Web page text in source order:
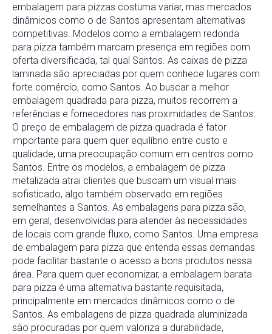
embalagem para pizzas costuma variar, mas mercados
dinâmicos como o de Santos apresentam alternativas
competitivas. Modelos como a embalagem redonda
para pizza também marcam presença em regiões com
oferta diversificada, tal qual Santos. As caixas de pizza
laminada são apreciadas por quem conhece lugares com
forte comércio, como Santos. Ao buscar a melhor
embalagem quadrada para pizza, muitos recorrem a
referências e fornecedores nas proximidades de Santos.
O preço de embalagem de pizza quadrada é fator
importante para quem quer equilíbrio entre custo e
qualidade, uma preocupação comum em centros como
Santos. Entre os modelos, a embalagem de pizza
metalizada atrai clientes que buscam um visual mais
sofisticado, algo também observado em regiões
semelhantes a Santos. As embalagens para pizza são,
em geral, desenvolvidas para atender às necessidades
de locais com grande fluxo, como Santos. Uma empresa
de embalagem para pizza que entenda essas demandas
pode facilitar bastante o acesso a bons produtos nessa
área. Para quem quer economizar, a embalagem barata
para pizza é uma alternativa bastante requisitada,
principalmente em mercados dinâmicos como o de
Santos. As embalagens de pizza quadrada aluminizada
são procuradas por quem valoriza a durabilidade,